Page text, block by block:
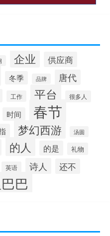
企业 供应商
冬季 品牌 唐代
工作 平台 很多人
时间 春节
梦幻西游 汤圆
的人 的是 礼物
英语 诗人 还不
巴